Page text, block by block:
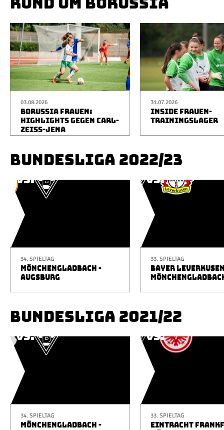
RUND UM BORUSSIA
03.08.2026
BORUSSIA FRAUEN:
HIGHLIGHTS GEGEN CARL-
ZEISS-JENA
31.07.2026
INSIDE FRAUEN-
TRAININGSLAGER
BUNDESLIGA 2022/23
34. SPIELTAG
MÖNCHENGLADBACH -
AUGSBURG
33. SPIELTAG
BAYER
BUNDESLIGA 2021/22
34. SPIELTAG
MÖNCHENGLADBACH -
33. SPIELTAG
EINTRACHT